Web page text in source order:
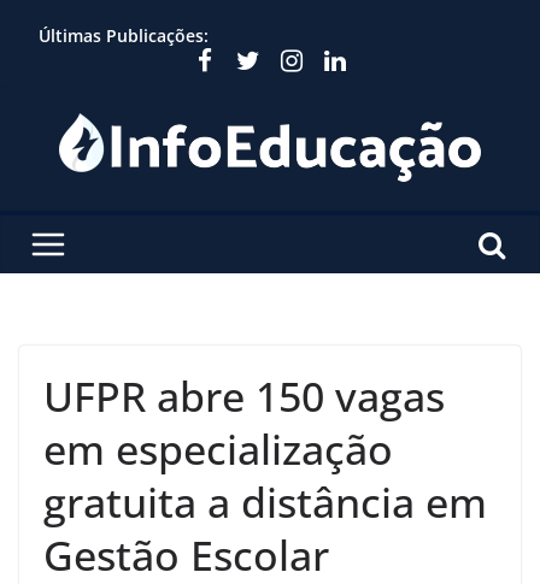
Últimas Publicações:
UFPR abre 150 vagas
em especialização
gratuita a distância em
Gestão Escolar